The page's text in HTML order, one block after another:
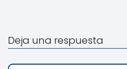
Deja una respuesta